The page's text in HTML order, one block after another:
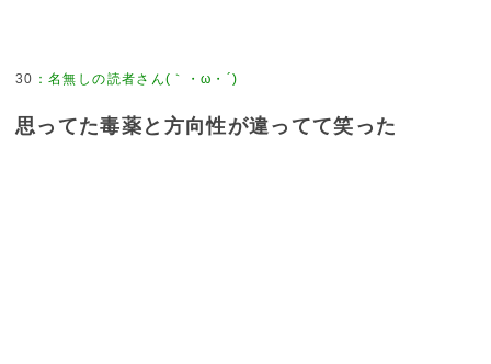
30 ：名無しの読者さん(｀・ω・´)
思ってた毒薬と方向性が違ってて笑った